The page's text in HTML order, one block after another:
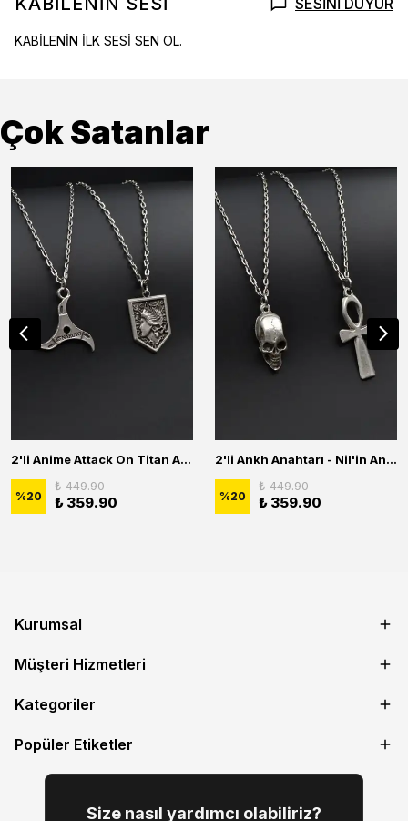
SESİNİ DUYUR
KABİLENİN İLK SESİ SEN OL.
Çok Satanlar
2'li Anime Attack On Titan Acrylic Maria Anime Naruto Erkek Kadın Kolye Seti
%20
₺ 449.90
₺ 359.90
2'li Ankh Anahtarı - Nil'in Anahtarı - Kuru Kafa Erkek Kadın Kolye Seti
%20
₺ 449.90
₺ 359.90
Kurumsal
Müşteri Hizmetleri
Kategoriler
Popüler Etiketler
Size nasıl yardımcı olabiliriz?